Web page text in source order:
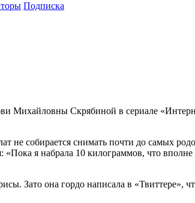
Подписка
Михайловны Скрябиной в сериале
не собирается снимать почти до самых
«Пока я набрала 10 килограммов, что
Зато она гордо написала в «Твиттере»,